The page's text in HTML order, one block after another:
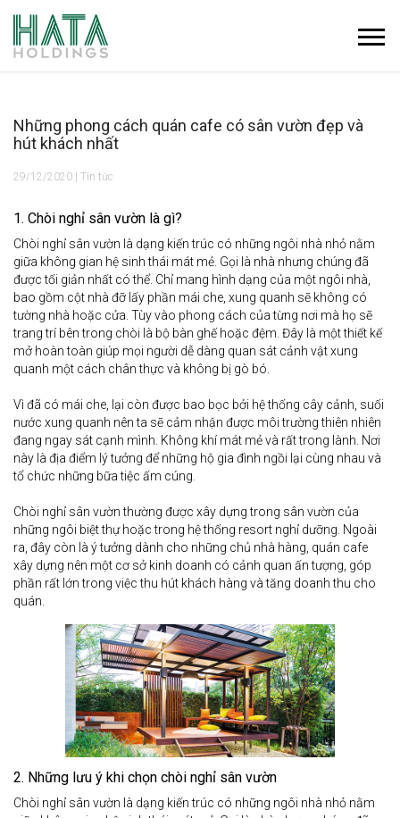
Những phong cách quán cafe có sân vườn đẹp và
hút khách nhất
29/12/2020 | Tin tức
1. Chòi nghỉ sân vườn là gì?
Chòi nghỉ sân vườn là dạng kiến trúc có những ngôi nhà nhỏ nằm
giữa không gian hệ sinh thái mát mẻ. Gọi là nhà nhưng chúng đã
được tối giản nhất có thể. Chỉ mang hình dạng của một ngôi nhà,
bao gồm cột nhà đỡ lấy phần mái che, xung quanh sẽ không có
tường nhà hoặc cửa. Tùy vào phong cách của từng nơi mà họ sẽ
trang trí bên trong chòi là bộ bàn ghế hoặc đệm. Đây là một thiết kế
mở hoàn toàn giúp mọi người dễ dàng quan sát cảnh vật xung
quanh một cách chân thực và không bị gò bó.
Vì đã có mái che, lại còn được bao bọc bởi hệ thống cây cảnh, suối
nước xung quanh nên ta sẽ cảm nhận được môi trường thiên nhiên
đang ngay sát cạnh mình. Không khí mát mẻ và rất trong lành. Nơi
này là địa điểm lý tưởng để những hộ gia đình ngồi lại cùng nhau và
tổ chức những bữa tiệc ấm cúng.
Chòi nghỉ sân vườn thường được xây dựng trong sân vườn của
những ngôi biệt thự hoặc trong hệ thống resort nghỉ dưỡng. Ngoài
ra, đây còn là ý tưởng dành cho những chủ nhà hàng, quán cafe
xây dựng nên một cơ sở kinh doanh có cảnh quan ấn tượng, góp
phần rất lớn trong việc thu hút khách hàng và tăng doanh thu cho
quán.
2. Những lưu ý khi chọn chòi nghỉ sân vườn
Chòi nghỉ sân vườn là dạng kiến trúc có những ngôi nhà nhỏ nằm